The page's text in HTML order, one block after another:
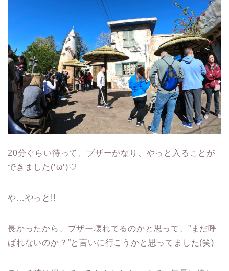
20分ぐらい待って、ブザーがなり、やっと入ることが
できました(‘ω’)♡
や…やっと!!
長かったから、ブザー壊れてるのかと思って、”まだ呼
ばれないのか？”と言いに行こうかと思ってました(笑)